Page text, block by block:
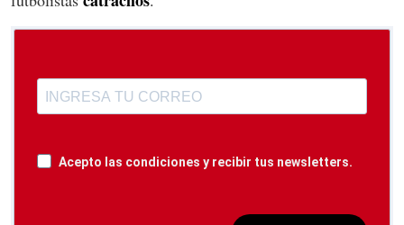
Acepto las condiciones y recibir tus newsletters.